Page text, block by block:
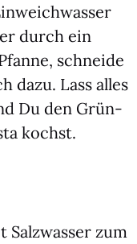
durch ein
schnei­de
dazu. Lass alles
Du den Grün­
kochst.
zum